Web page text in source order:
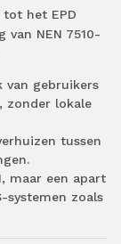
het EPD
van NEN 7510-
van gebruikers
zonder lokale
tussen
maar een apart
systemen zoals